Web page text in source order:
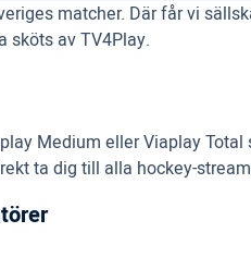
matcher. Där får vi
sköts av TV4Play.
Medium eller Viaplay
ta dig till alla hockey-